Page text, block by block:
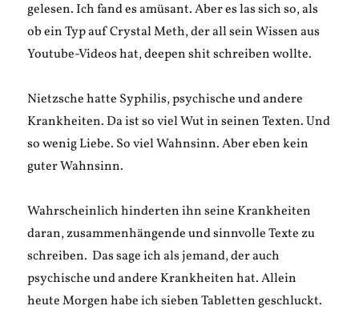
gelesen. Ich fand es amüsant. Aber es las sich so, als
ob ein Typ auf Crystal Meth, der all sein Wissen aus
Youtube-Videos hat, deepen shit schreiben wollte.
Nietzsche hatte Syphilis, psychische und andere
Krankheiten. Da ist so viel Wut in seinen Texten. Und
so wenig Liebe. So viel Wahnsinn. Aber eben kein
guter Wahnsinn.
Wahrscheinlich hinderten ihn seine Krankheiten
daran, zusammenhängende und sinnvolle Texte zu
schreiben. Das sage ich als jemand, der auch
psychische und andere Krankheiten hat. Allein
heute Morgen habe ich sieben Tabletten geschluckt.